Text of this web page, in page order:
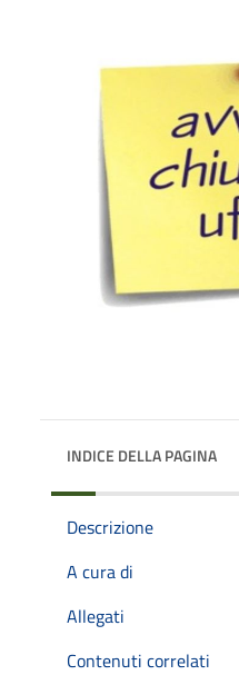
INDICE DELLA PAGINA
Descrizione
A cura di
Allegati
Contenuti correlati